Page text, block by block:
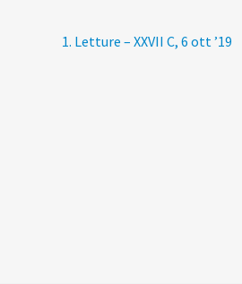
Articolo
1. Letture – XXVII C, 6 ott ’19